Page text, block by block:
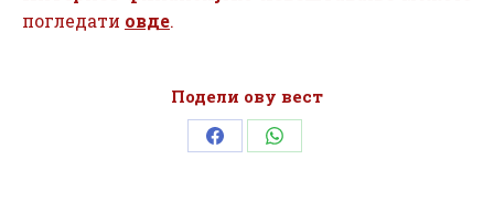
погледати овде.
Подели ову вест
Share Share